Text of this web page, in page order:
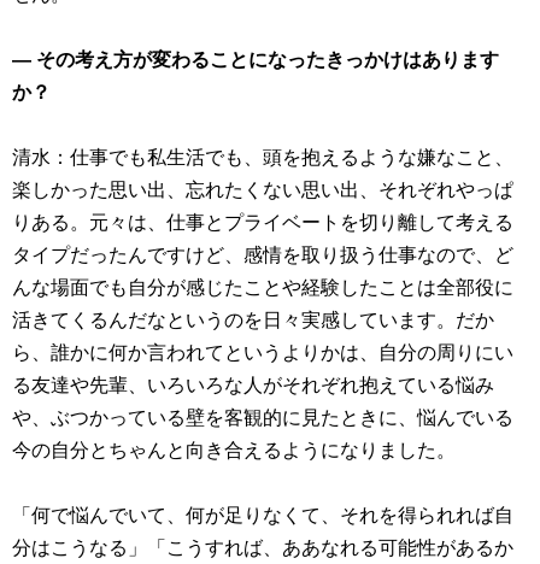
― その考え方が変わることになったきっかけはあります
か？
清水：仕事でも私生活でも、頭を抱えるような嫌なこと、
楽しかった思い出、忘れたくない思い出、それぞれやっぱ
りある。元々は、仕事とプライベートを切り離して考える
タイプだったんですけど、感情を取り扱う仕事なので、ど
んな場面でも自分が感じたことや経験したことは全部役に
活きてくるんだなというのを日々実感しています。だか
ら、誰かに何か言われてというよりかは、自分の周りにい
る友達や先輩、いろいろな人がそれぞれ抱えている悩み
や、ぶつかっている壁を客観的に見たときに、悩んでいる
今の自分とちゃんと向き合えるようになりました。
「何で悩んでいて、何が足りなくて、それを得られれば自
分はこうなる」「こうすれば、ああなれる可能性があるか